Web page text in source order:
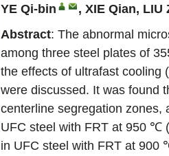
YE Qi-bin , XIE Qian, LIU
Abstract: The abnormal
among three steel plates of
the effects of ultrafast cooling
were discussed. It was found
centerline segregation zones,
UFC steel with FRT at 950 ℃
in UFC steel with FRT at 900